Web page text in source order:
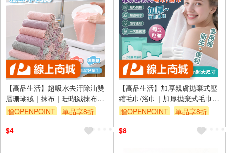
【高品生活】超吸水去汙除油雙
層珊瑚絨｜抹布｜珊瑚絨抹布｜
吸水抹布｜雙層珊瑚絨抹布｜雙
贈OPENPOINT
單品享8折
$4
【高品生活】加厚親膚拋棄式壓
縮毛巾/浴巾｜加厚拋棄式毛巾｜
拋棄式浴巾｜親膚毛巾｜一次性
贈OPENPOINT
單品享8折
$8